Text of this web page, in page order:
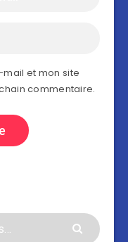
et mon site
commentaire.